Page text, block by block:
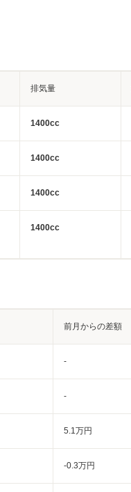
排気量
1400cc
1400cc
1400cc
1400cc
前月からの差額
-
-
5.1万円
-0.3万円